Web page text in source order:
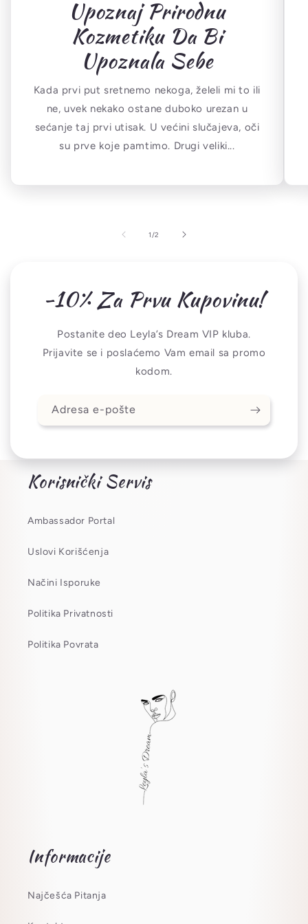
Upoznaj Prirodnu
Kozmetiku Da Bi
Upoznala Sebe
Kada prvi put sretnemo nekoga, želeli mi to ili
ne, uvek nekako ostane duboko urezan u
sećanje taj prvi utisak. U većini slučajeva, oči
su prve koje pamtimo. Drugi veliki...
1/od
2
-10% Za Prvu Kupovinu!
Postanite deo Leyla’s Dream VIP kluba.
Prijavite se i poslaćemo Vam email sa promo
kodom.
Adresa e-pošte
Korisnički Servis
Ambassador Portal
Uslovi Korišćenja
Načini Isporuke
Politika Privatnosti
Politika Povrata
Informacije
Najčešća Pitanja